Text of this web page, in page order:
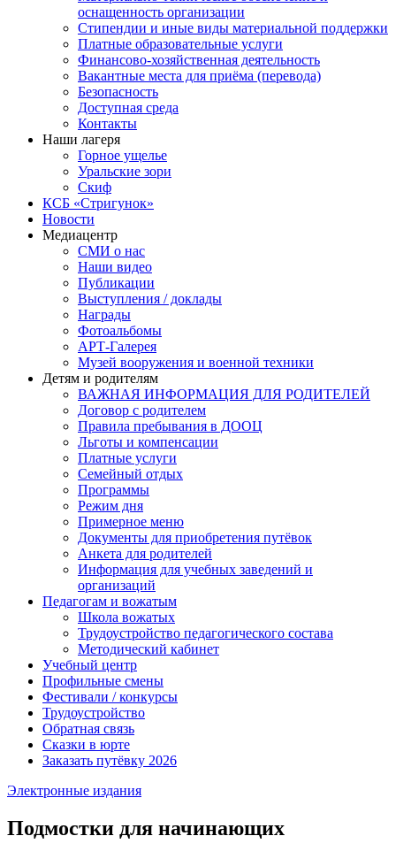
оснащенность организации
Стипендии и иные виды материальной поддержки
Платные образовательные услуги
Финансово-хозяйственная деятельность
Вакантные места для приёма (перевода)
Безопасность
Доступная среда
Контакты
Наши лагеря
Горное ущелье
Уральские зори
Скиф
КСБ «Стригунок»
Новости
Медиацентр
СМИ о нас
Наши видео
Публикации
Выступления / доклады
Награды
Фотоальбомы
АРТ-Галерея
Музей вооружения и военной техники
Детям и родителям
ВАЖНАЯ ИНФОРМАЦИЯ ДЛЯ РОДИТЕЛЕЙ
Договор с родителем
Правила пребывания в ДООЦ
Льготы и компенсации
Платные услуги
Семейный отдых
Программы
Режим дня
Примерное меню
Документы для приобретения путёвок
Анкета для родителей
Информация для учебных заведений и
организаций
Педагогам и вожатым
Школа вожатых
Трудоустройство педагогического состава
Методический кабинет
Учебный центр
Профильные смены
Фестивали / конкурсы
Трудоустройство
Обратная связь
Сказки в юрте
Заказать путёвку 2026
Электронные издания
Подмостки для начинающих